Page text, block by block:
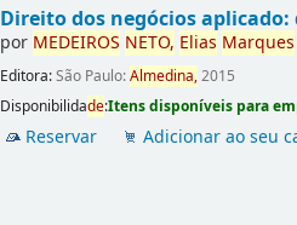
Direito dos negócios
por MEDEIROS NETO, Elias Marques
Editora:São Paulo:Almedina,2015
Disponibilidade:Itens disponíveis para
Reservar Adicionar ao seu